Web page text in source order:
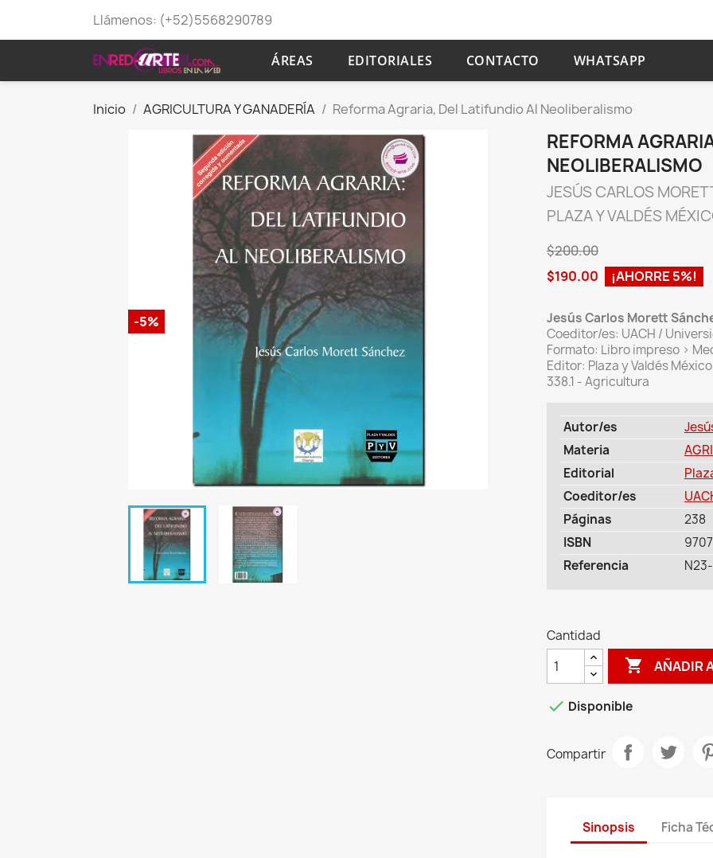
Llámenos: (+52)5568290789
ÁREAS EDITORIALES CONTACTO WHATSAPP
Inicio AGRICULTURA Y GANADERÍA Reforma Agraria, Del Latifundio Al Neoliberalismo
-5%
REFORMA
NEOLIBERALISMO
JESÚS CARLOS
PLAZA Y VALDÉS
$200.00
$190.00
¡AHORRE 5%!
Jesús Carlos Morett
Coeditor/es: UACH /
Formato: Libro impreso >
Editor: Plaza y Valdés
338.1 - Agricultura
Autor/es
Materia
Editorial
Coeditor/es
Páginas
238
ISBN
Referencia
Cantidad
 AÑADIR
 Disponible
Compartir
Sinopsis Ficha